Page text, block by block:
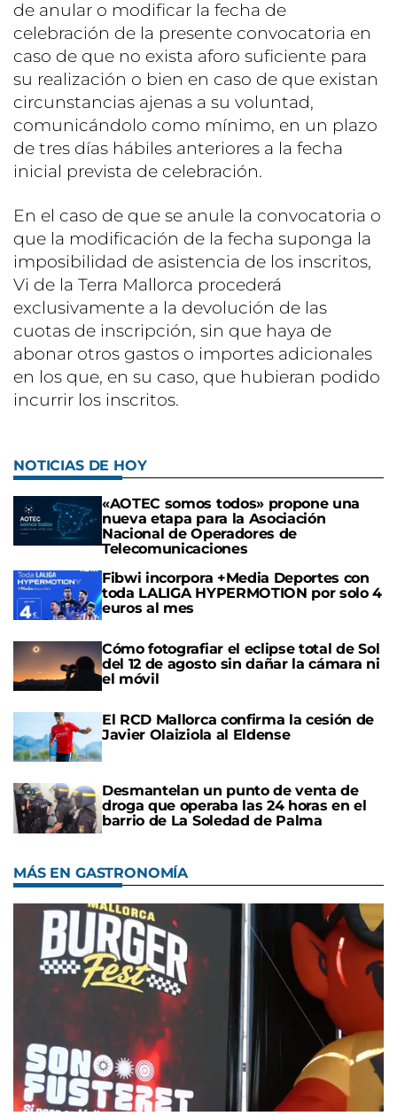
de anular o modificar la fecha de
celebración de la presente convocatoria en
caso de que no exista aforo suficiente para
su realización o bien en caso de que existan
circunstancias ajenas a su voluntad,
comunicándolo como mínimo, en un plazo
de tres días hábiles anteriores a la fecha
inicial prevista de celebración.
En el caso de que se anule la convocatoria o
que la modificación de la fecha suponga la
imposibilidad de asistencia de los inscritos,
Vi de la Terra Mallorca procederá
exclusivamente a la devolución de las
cuotas de inscripción, sin que haya de
abonar otros gastos o importes adicionales
en los que, en su caso, que hubieran podido
incurrir los inscritos.
NOTICIAS DE HOY
«AOTEC somos todos» propone una
nueva etapa para la Asociación
Nacional de Operadores de
Telecomunicaciones
Fibwi incorpora +Media Deportes con
toda LALIGA HYPERMOTION por solo 4
euros al mes
Cómo fotografiar el eclipse total de Sol
del 12 de agosto sin dañar la cámara ni
el móvil
El RCD Mallorca confirma la cesión de
Javier Olaiziola al Eldense
Desmantelan un punto de venta de
droga que operaba las 24 horas en el
barrio de La Soledad de Palma
MÁS EN GASTRONOMÍA